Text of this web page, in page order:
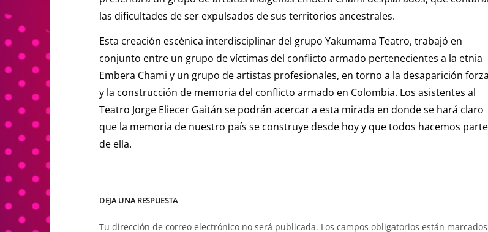
las dificultades de ser expulsados de sus territorios ancestrales.
Esta creación escénica interdisciplinar del grupo Yakumama Teatro, trabajó en
conjunto entre un grupo de víctimas del conflicto armado pertenecientes a la etnia
Embera Chami y un grupo de artistas profesionales, en torno a la desaparición
y la construcción de memoria del conflicto armado en Colombia. Los asistentes al
Teatro Jorge Eliecer Gaitán se podrán acercar a esta mirada en donde se hará claro
que la memoria de nuestro país se construye desde hoy y que todos hacemos parte
de ella.
DEJA UNA RESPUESTA
Tu dirección de correo electrónico no será publicada. Los campos obligatorios están marcados